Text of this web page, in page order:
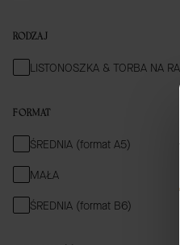
RODZAJ
RODZAJ
LISTONOSZKA & TORBA NA
FORMAT
FORMAT
ŚREDNIA (format A5)
MAŁA
ŚREDNIA (format B6)